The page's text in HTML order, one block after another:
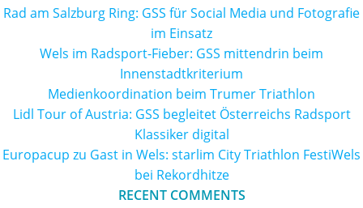
Rad am Salzburg Ring: GSS für Social Media und Fotografie
im Einsatz
Wels im Radsport-Fieber: GSS mittendrin beim
Innenstadtkriterium
Medienkoordination beim Trumer Triathlon
Lidl Tour of Austria: GSS begleitet Österreichs Radsport
Klassiker digital
Europacup zu Gast in Wels: starlim City Triathlon FestiWels
bei Rekordhitze
RECENT COMMENTS